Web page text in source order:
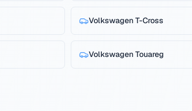
Volkswagen T-Cross
Volkswagen Touareg